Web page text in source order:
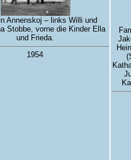
Annenskoj – links Willi und
Stobbe, vorne die Kinder Ella
und Frieda.
1954